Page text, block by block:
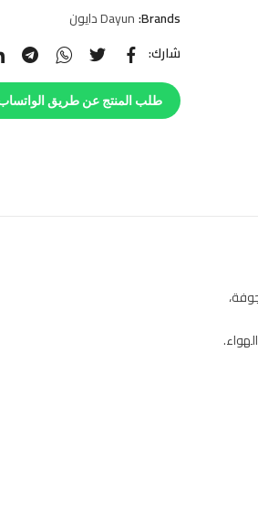
Brands: Dayun دايون
شارك:
طلب المنتج عن طريق